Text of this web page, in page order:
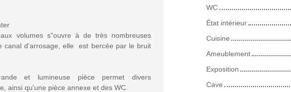
volumes s"ouvre à de très nombreuses
canal d'arrosage, elle est bercée par le bruit
et lumineuse pièce permet divers
ainsi qu'une pièce annexe et des WC.
WC
État intérieur
Cuisine
Ameublement
Exposition
Cave